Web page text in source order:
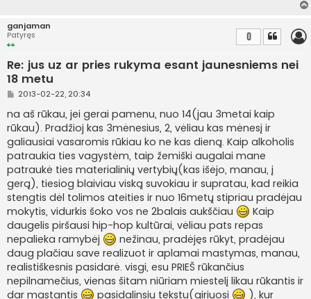
ganjaman
Patyręs
Re: jus uz ar pries rukyma esant jaunesniems nei
18 metu
0
S
a
n
d
a
r
t
i
n
ė
2013-02-22, 20:34
na aš rūkau, jei gerai pamenu, nuo 14(jau 3metai kaip
rūkau). Pradžioj kas 3mėnesius, 2, vėliau kas mėnesį ir
galiausiai vasaromis rūkiau ko ne kas dieną. Kaip alkoholis
patraukia ties vagystėm, taip žemiški augalai mane
patraukė ties materialinių vertybių(kas išėjo, manau, į
gerą), tiesiog blaiviau viską suvokiau ir supratau, kad reikia
stengtis dėl tolimos ateities ir nuo 16metų stipriau pradėjau
mokytis, vidurkis šoko vos ne 2balais aukščiau
Kaip
daugelis piršausi hip-hop kultūrai, vėliau pats repas
nepalieka ramybėj
nežinau, pradėjęs rūkyt, pradėjau
daug plačiau save realizuot ir aplamai mastymas, manau,
realistiškesnis pasidarė. visgi, esu PRIEŠ rūkančius
nepilnamečius, vienas šitam niūriam miestelį likau rūkantis ir
dar mastantis
pasidalinsiu tekstu(giriuosi
), kur